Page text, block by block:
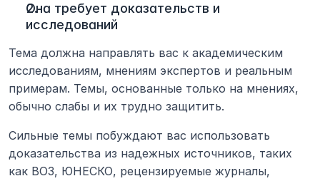
Она требует доказательств и
исследований
Тема должна направлять вас к академическим
исследованиям, мнениям экспертов и реальным
примерам. Темы, основанные только на мнениях,
обычно слабы и их трудно защитить.
Сильные темы побуждают вас использовать
доказательства из надежных источников, таких
как ВОЗ, ЮНЕСКО, рецензируемые журналы,